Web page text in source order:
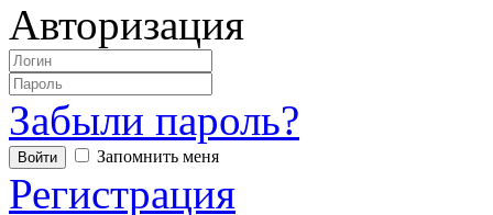
Авторизация
Забыли пароль?
Запомнить меня
Регистрация